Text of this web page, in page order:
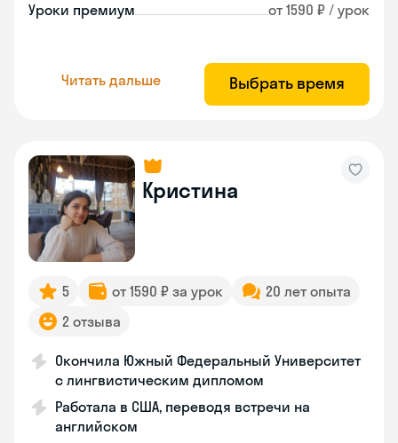
Уроки премиум от 1590 ₽ / урок
Читать дальше Выбрать время
Кристина
5 от 1590 ₽ за урок
20 лет опыта
2 отзыва
Окончила Южный Федеральный Университет
с лингвистическим дипломом
Работала в США, переводя встречи на
английском